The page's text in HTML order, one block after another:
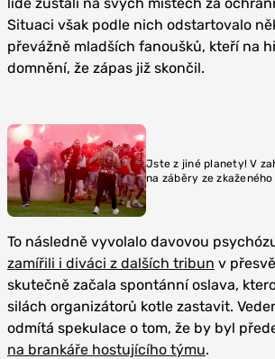
Situaci však podle nich odstartovalo
převážně mladších fanoušků, kteří na
domnění, že zápas již skončil.
Jste z jiné planety! V
na záběry ze
To následně vyvolalo davovou
zamířili i diváci z dalších tribun v
skutečně začala spontánní oslava,
silách organizátorů kotle zastavit.
odmítá spekulace o tom, že by byl
na brankáře hostujícího týmu.